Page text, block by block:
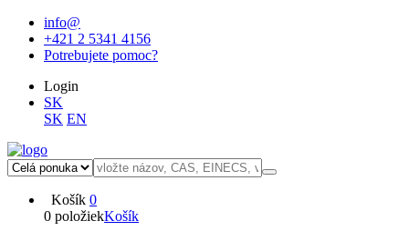
info@
+421 2 5341 4156
Potrebujete pomoc?
Login
SK
SK EN
Košík 0
0 položiekKošík